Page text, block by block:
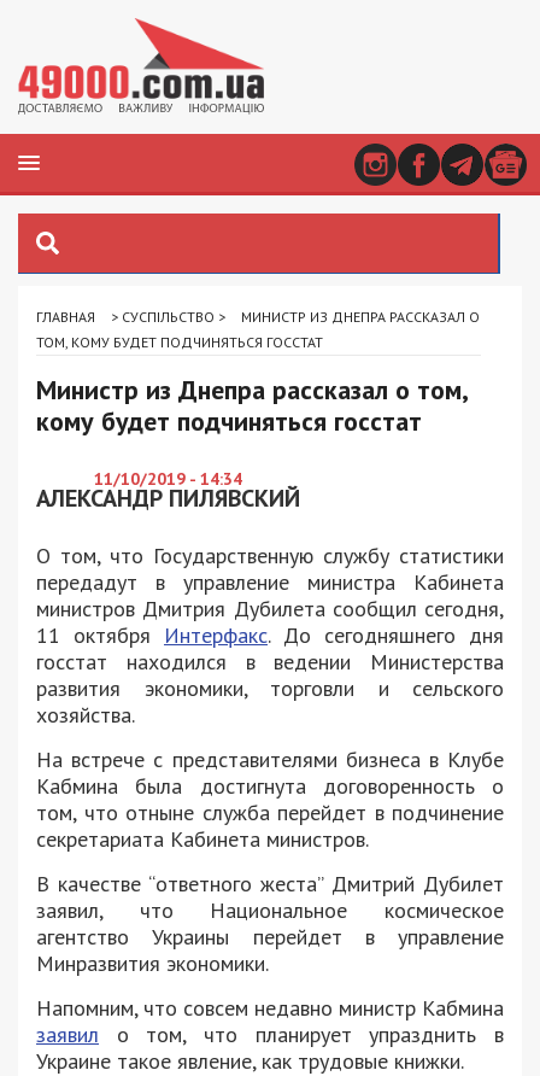
ГЛАВНАЯ > СУСПІЛЬСТВО >
МИНИСТР ИЗ ДНЕПРА РАССКАЗАЛ О
ТОМ, КОМУ БУДЕТ ПОДЧИНЯТЬСЯ ГОССТАТ
Министр из Днепра рассказал о том,
кому будет подчиняться госстат
11/10/2019 - 14:34
АЛЕКСАНДР ПИЛЯВСКИЙ
О том, что Государственную службу статистики
передадут в управление министра Кабинета
министров Дмитрия Дубилета сообщил сегодня,
11 октября Интерфакс. До сегодняшнего дня
госстат находился в ведении Министерства
развития экономики, торговли и сельского
хозяйства.
На встрече с представителями бизнеса в Клубе
Кабмина была достигнута договоренность о
том, что отныне служба перейдет в подчинение
секретариата Кабинета министров.
В качестве “ответного жеста” Дмитрий Дубилет
заявил, что Национальное космическое
агентство Украины перейдет в управление
Минразвития экономики.
Напомним, что совсем недавно министр Кабмина
заявил о том, что планирует упразднить в
Украине такое явление, как трудовые книжки.